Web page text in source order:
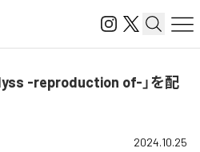
-reproduction of-」を配
2024.10.25